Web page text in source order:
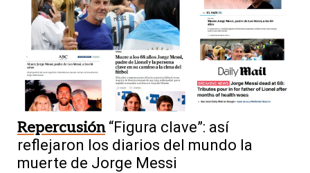
Repercusión “Figura clave”: así
reflejaron los diarios del mundo la
muerte de Jorge Messi